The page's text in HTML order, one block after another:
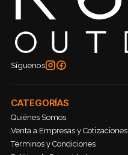
Síguenos
CATEGORÍAS
Quiénes Somos
Venta a Empresas y Cotizaciones
Terminos y Condiciones